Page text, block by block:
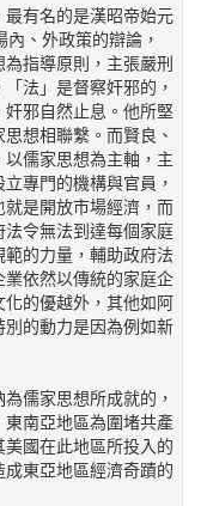
有名的是漢昭帝始元
、外政策的辯論，
指導原則，主張嚴刑
法」是督察奸邪的，
邪自然止息。他所堅
想相聯繫。而賢良、
儒家思想為主軸，主
專門的機構與官員，
是開放市場經濟，而
令無法到達每個家庭
的力量，輔助政府法
依然以傳統的家庭企
的優越外，其他如阿
的動力是因為例如新
儒家思想所成就的，
南亞地區為圍堵共產
國在此地區所投入的
東亞地區經濟奇蹟的